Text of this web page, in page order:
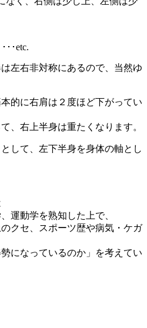
･･･etc.
左右非対称にあるので、当然ゆ
的に右肩は２度ほど下がってい
、右上半身は重たくなります。
して、左下半身を身体の軸とし
運動学を熟知した上で、
クセ、スポーツ歴や病気・ケガ
になっているのか」を考えてい